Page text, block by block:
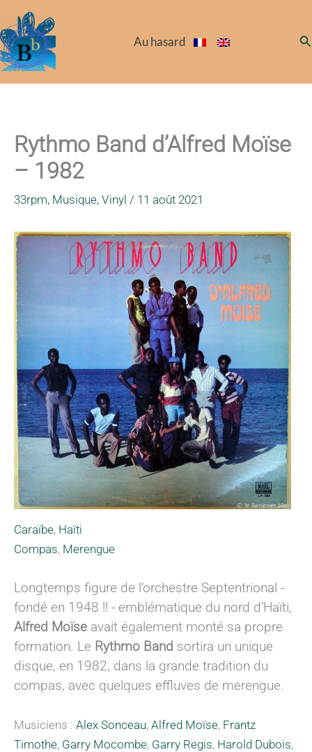
au
contenu
Au hasard
Rythmo Band d’Alfred Moïse
– 1982
33rpm, Musique, Vinyl / 11 août 2021
Caraïbe, Haïti
Compas, Merengue
Longtemps figure de l’orchestre Septentrional -
fondé en 1948 !! - emblématique du nord d’Haïti,
Alfred Moïse avait également monté sa propre
formation. Le Rythmo Band sortira un unique
disque, en 1982, dans la grande tradition du
compas, avec quelques effluves de merengue.
Musiciens : Alex Sonceau, Alfred Moïse, Frantz
Timothe, Garry Mocombe, Garry Regis, Harold Dubois,